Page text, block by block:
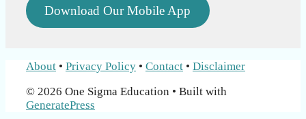
Download Our Mobile App
About • Privacy Policy • Contact • Disclaimer
© 2026 One Sigma Education • Built with
GeneratePress